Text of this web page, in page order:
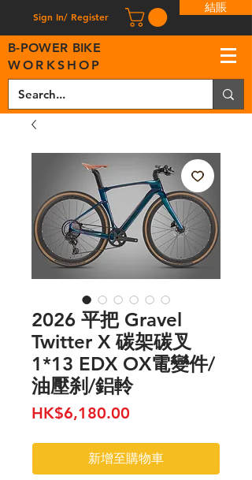
Sign In/ Register
結賬
B-POWER BIKE
WORKSHOP
2026 平把 Gravel
Twitter X 碳架碳叉
1*13 EDX OX電變件/
油壓刹/鋁軨
HK$6,180.00
新增至購物車